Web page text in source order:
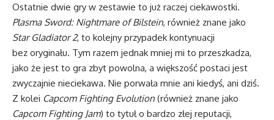
Ostatnie dwie gry w zestawie to już raczej ciekawostki.
Plasma Sword: Nightmare of Bilstein, również znane jako
Star Gladiator 2, to kolejny przypadek kontynuacji
bez oryginału. Tym razem jednak mniej mi to przeszkadza,
jako że jest to gra zbyt powolna, a większość postaci jest
zwyczajnie nieciekawa. Nie porwała mnie ani kiedyś, ani dziś.
Z kolei Capcom Fighting Evolution (również znane jako
Capcom Fighting Jam) to tytuł o bardzo złej reputacji,